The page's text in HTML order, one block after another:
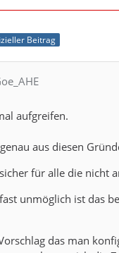
Beitrag
aufgreifen.
aus diesen
für alle die nicht
unmöglich ist das
das man